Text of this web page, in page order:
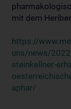
mit dem
https://
uns/news/
steinkellner-
aphar/